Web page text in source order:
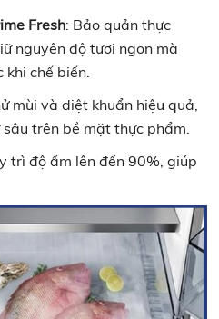
Fresh: Bảo quản thực
nguyên độ tươi ngon mà
khi chế biến.​
mùi và diệt khuẩn hiệu quả,
trên bề mặt thực phẩm.
trì độ ẩm lên đến 90%, giúp